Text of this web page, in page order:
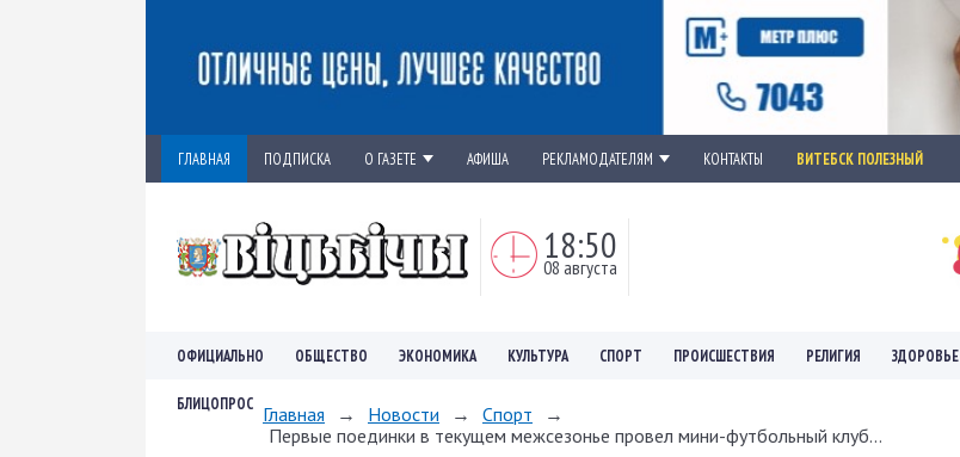
ГЛАВНАЯ ПОДПИСКА О ГАЗЕТЕ АФИША РЕКЛАМОДАТЕЛЯМ КОНТАКТЫ ВИТЕБСК ПОЛЕЗНЫЙ
18:50
08 августа
ОФИЦИАЛЬНО ОБЩЕСТВО ЭКОНОМИКА КУЛЬТУРА СПОРТ ПРОИСШЕСТВИЯ РЕЛИГИЯ ЗДОРОВЬЕ
БЛИЦОПРОС Главная → Новости → Спорт
→
Первые поединки в текущем межсезонье провел мини-футбольный клуб...